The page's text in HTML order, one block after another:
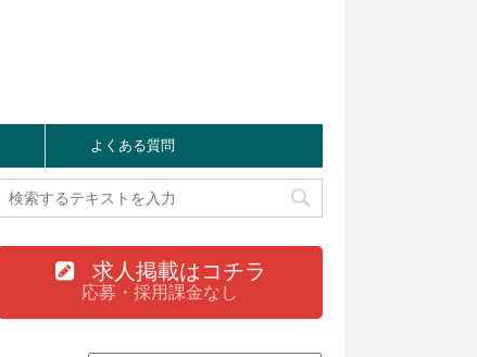
よくある質問
求人掲載はコチラ
応募・採用課金なし